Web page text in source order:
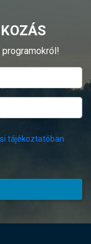
tájékoztatóban